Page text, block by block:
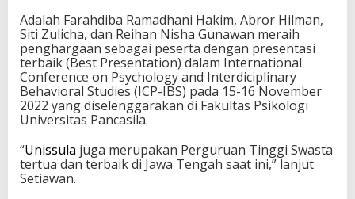
Adalah Farahdiba Ramadhani Hakim, Abror Hilman,
Siti Zulicha, dan Reihan Nisha Gunawan meraih
penghargaan sebagai peserta dengan presentasi
terbaik (Best Presentation) dalam International
Conference on Psychology and Interdiciplinary
Behavioral Studies (ICP-IBS) pada 15-16 November
2022 yang diselenggarakan di Fakultas Psikologi
Universitas Pancasila.
“Unissula juga merupakan Perguruan Tinggi Swasta
tertua dan terbaik di Jawa Tengah saat ini,” lanjut
Setiawan.